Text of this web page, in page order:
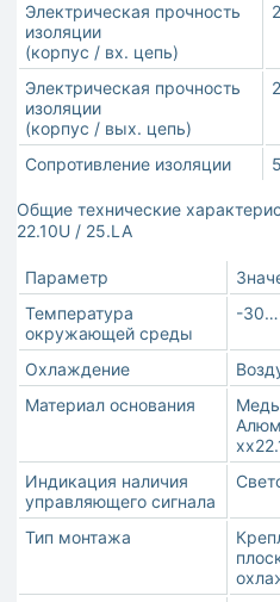
Электрическая прочность
изоляции
(корпус / вх. цепь)
Электрическая прочность
изоляции
(корпус / вых. цепь)
Сопротивление изоляции
Общие технические
22.10U / 25.LA
Параметр
Температура
окружающей среды
-
Охлаждение
Материал основания
Индикация наличия
управляющего сигнала
Тип монтажа